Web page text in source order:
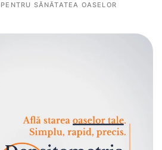
SĂNĂTATEA OASELOR